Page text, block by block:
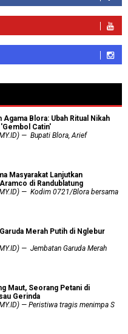
Blora: Ubah Ritual Nikah
'Gembol Catin'
— Bupati Blora, Arief
Masyarakat Lanjutkan
di Randublatung
— Kodim 0721/Blora bersama
Merah Putih di Nglebur
— Jembatan Garuda Merah
Maut, Seorang Petani di
Gerinda
— Peristiwa tragis menimpa S